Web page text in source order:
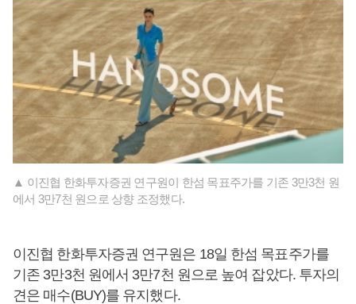
▲ 이진협 한화투자증권 연구원이 한섬 목표주가를 기존 3만3천 원
에서 3만7천 원으로 상향 조정했다.
이진협 한화투자증권 연구원은 18일 한섬 목표주가를
기존 3만3천 원에서 3만7천 원으로 높여 잡았다. 투자의
견은 매수(BUY)를 유지했다.